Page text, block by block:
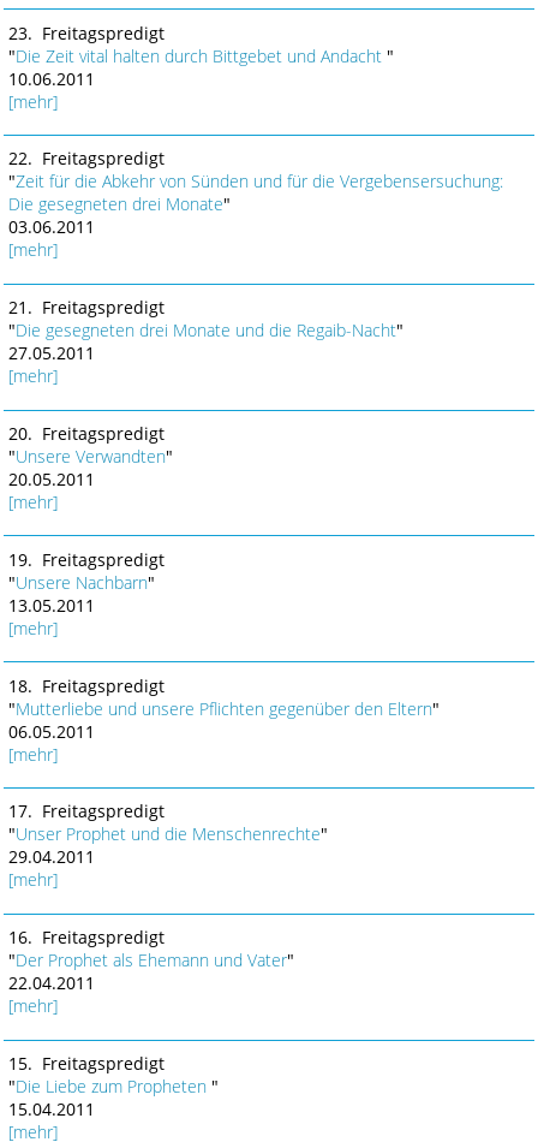
23. Freitagspredigt
"Die Zeit vital halten durch Bittgebet und Andacht "
10.06.2011
[mehr]
22. Freitagspredigt
"Zeit für die Abkehr von Sünden und für die Vergebensersuchung:
Die gesegneten drei Monate"
03.06.2011
[mehr]
21. Freitagspredigt
"Die gesegneten drei Monate und die Regaib-Nacht"
27.05.2011
[mehr]
20. Freitagspredigt
"Unsere Verwandten"
20.05.2011
[mehr]
19. Freitagspredigt
"Unsere Nachbarn"
13.05.2011
[mehr]
18. Freitagspredigt
"Mutterliebe und unsere Pflichten gegenüber den Eltern"
06.05.2011
[mehr]
17. Freitagspredigt
"Unser Prophet und die Menschenrechte"
29.04.2011
[mehr]
16. Freitagspredigt
"Der Prophet als Ehemann und Vater"
22.04.2011
[mehr]
15. Freitagspredigt
"Die Liebe zum Propheten "
15.04.2011
[mehr]